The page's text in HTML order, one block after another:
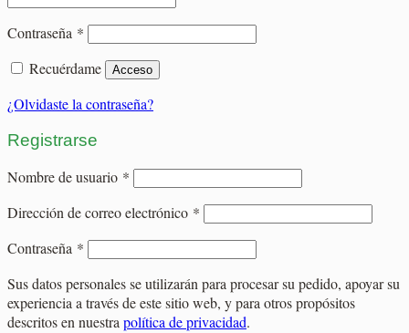
Contraseña * Obligatorio
Recuérdame
Acceso
¿Olvidaste la contraseña?
Registrarse
Nombre de usuario * Obligatorio
Dirección de correo electrónico * Obligatorio
Contraseña * Obligatorio
Sus datos personales se utilizarán para procesar su pedido, apoyar su
experiencia a través de este sitio web, y para otros propósitos
descritos en nuestrapolítica de privacidad.